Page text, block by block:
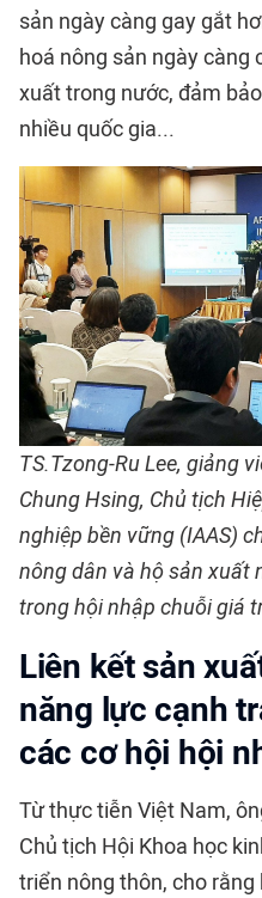
sản ngày càng gay gắt
hoá nông sản ngày càng
xuất trong nước, đảm
nhiều quốc gia...
TS.Tzong-Ru Lee, giảng
Chung Hsing, Chủ tịch
nghiệp bền vững (IAAS)
nông dân và hộ sản xuất
trong hội nhập chuỗi giá
Liên kết sản
năng lực cạnh
các cơ hội hội
Từ thực tiễn Việt Nam,
Chủ tịch Hội Khoa học
triển nông thôn, cho